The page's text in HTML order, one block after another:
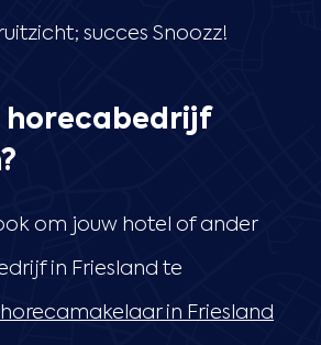
succes Snoozz!
horecabedrijf
om jouw hotel of ander
in Friesland te
horecamakelaar in Friesland